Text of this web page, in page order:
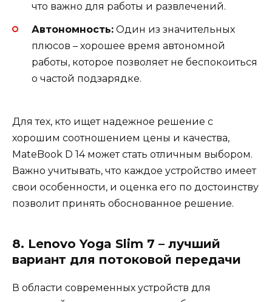
что важно для работы и развлечений.
Автономность: Один из значительных
плюсов – хорошее время автономной
работы, которое позволяет не беспокоиться
о частой подзарядке.
Для тех, кто ищет надежное решение с
хорошим соотношением цены и качества,
MateBook D 14 может стать отличным выбором.
Важно учитывать, что каждое устройство имеет
свои особенности, и оценка его по достоинству
позволит принять обоснованное решение.
8. Lenovo Yoga Slim 7 – лучший
вариант для потоковой передачи
В области современных устройств для